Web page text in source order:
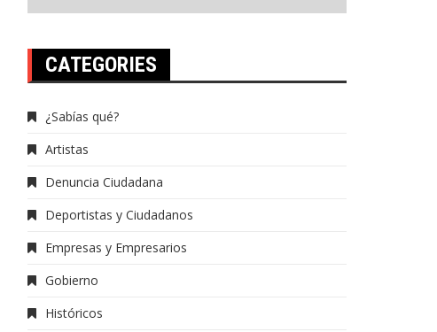
CATEGORIES
¿Sabías qué?
Artistas
Denuncia Ciudadana
Deportistas y Ciudadanos
Empresas y Empresarios
Gobierno
Históricos